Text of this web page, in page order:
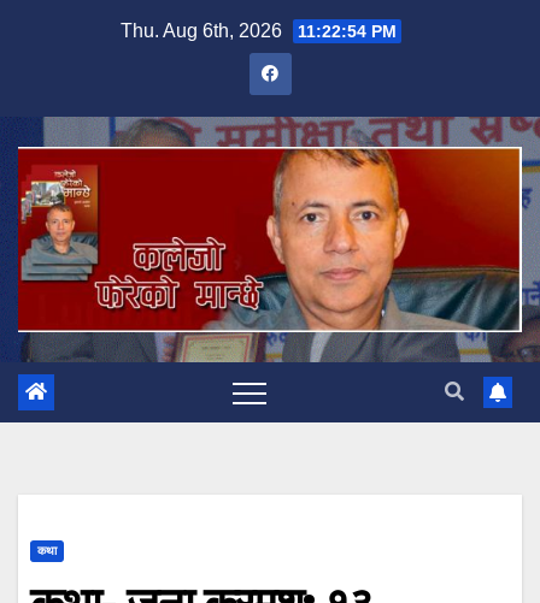
Thu. Aug 6th, 2026 11:22:56 PM
कथा